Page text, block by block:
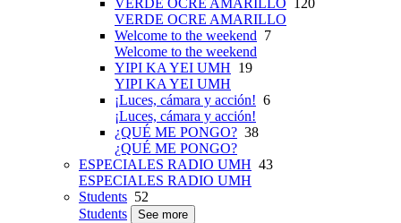
VERDE OCRE AMARILLO 120
VERDE OCRE AMARILLO
Welcome to the weekend 7
Welcome to the weekend
YIPI KA YEI UMH 19
YIPI KA YEI UMH
¡Luces, cámara y acción! 6
¡Luces, cámara y acción!
¿QUÉ ME PONGO? 38
¿QUÉ ME PONGO?
ESPECIALES RADIO UMH 43
ESPECIALES RADIO UMH
Students 52
Students
See more